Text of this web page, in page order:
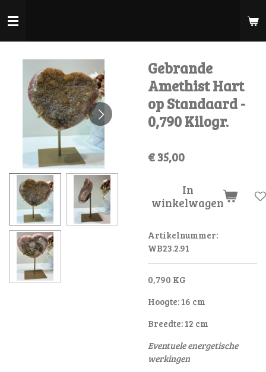
direct
Gebrande
Amethist Hart
op Standaard -
0,790 Kilogr.
€ 35,00
In
winkelwagen
Artikelnummer:
WB23.2.91
0,790 KG
Hoogte: 16 cm
Breedte: 12 cm
Eventuele energetische
werkingen